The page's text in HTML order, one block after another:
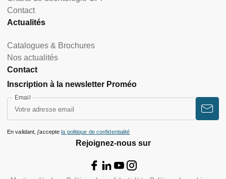
Contact
Actualités
Catalogues & Brochures
Nos actualités
Contact
Rejoignez-nous sur
Inscription à la newsletter Proméo
Email
En validant, j’accepte la politique de confidentialité